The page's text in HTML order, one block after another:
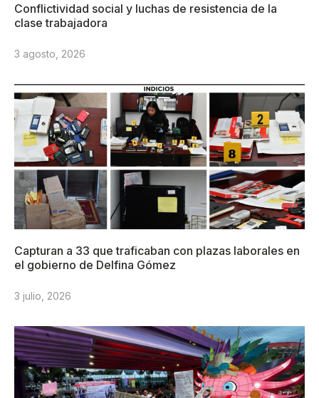
Conflictividad social y luchas de resistencia de la
clase trabajadora
3 agosto, 2026
Capturan a 33 que traficaban con plazas laborales en
el gobierno de Delfina Gómez
3 julio, 2026